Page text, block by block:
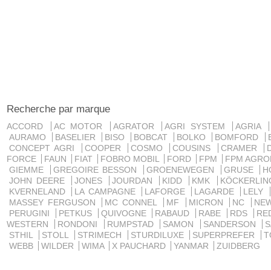
Recherche par marque
ACCORD AC MOTOR AGRATOR AGRI SYSTEM
AGRIA
AURAMO
BASELIER BISO BOBCAT BOLKO BOMFORD
CONCEPT AGRI
COOPER COSMO COUSINS CRAMER
FORCE
FAUN FIAT FOBRO MOBIL FORD FPM
FPM
GIEMME
GREGOIRE BESSON GROENEWEGEN GRUSE
JOHN DEERE
JONES JOURDAN KIDD KMK
KVERNELAND
LA CAMPAGNE LAFORGE LAGARDE
LELY
MASSEY FERGUSON
MC CONNEL MF MICRON NC
PERUGINI
PETKUS QUIVOGNE RABAUD RABE RDS
WESTERN
RONDONI RUMPSTAD SAMON SANDERSON
STHIL
STOLL STRIMECH STURDILUXE SUPERPREFER
WEBB
WILDER WIMA X PAUCHARD YANMAR ZUIDBERG